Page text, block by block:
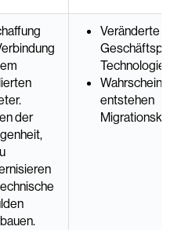
der
Veränderte
Wahrscheinlich
entstehen